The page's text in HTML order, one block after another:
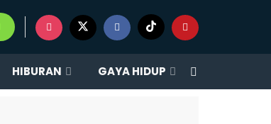
HIBURAN GAYA HIDUP